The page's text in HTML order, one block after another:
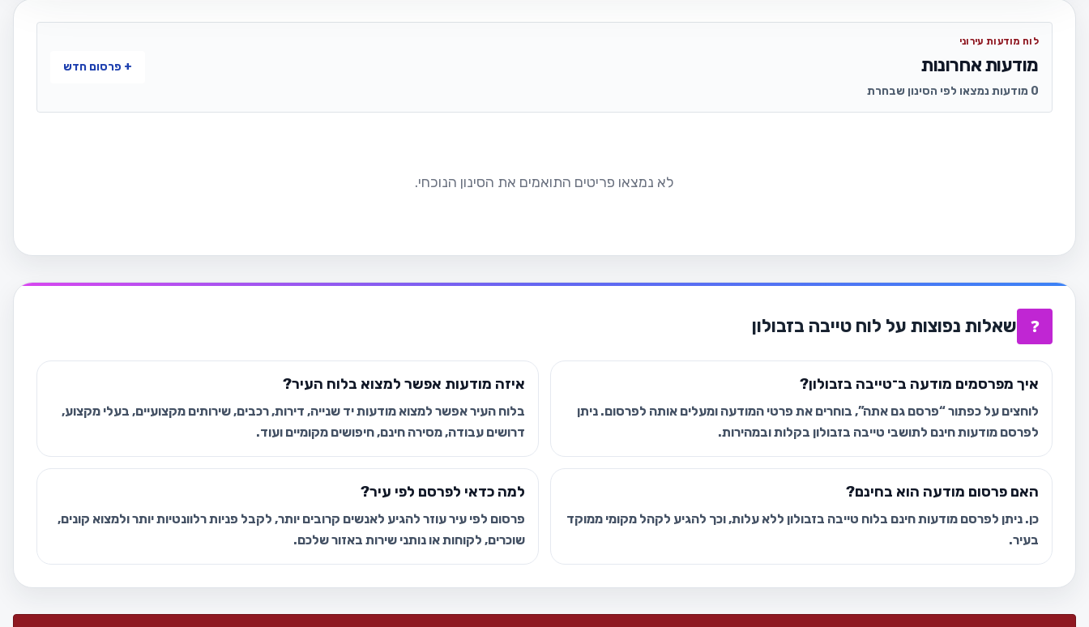
לוח מודעות עירוני
מודעות אחרונות
0 מודעות נמצאו לפי הסינון שבחרת
+ פרסום חדש
לא נמצאו פריטים התואמים את הסינון הנוכחי.
❓ שאלות נפוצות על לוח טייבה בזבולון
איך מפרסמים מודעה ב־טייבה בזבולון?
לוחצים על כפתור “פרסם גם אתה”, בוחרים את פרטי המודעה ומעלים אותה לפרסום. ניתן
לפרסם מודעות חינם לתושבי טייבה בזבולון בקלות ובמהירות.
איזה מודעות אפשר למצוא בלוח העיר?
בלוח העיר אפשר למצוא מודעות יד שנייה, דירות, רכבים, שירותים מקצועיים, בעלי מקצוע,
דרושים עבודה, מסירה חינם, חיפושים מקומיים ועוד.
האם פרסום מודעה הוא בחינם?
כן. ניתן לפרסם מודעות חינם בלוח טייבה בזבולון ללא עלות, וכך להגיע לקהל מקומי ממוקד
בעיר.
למה כדאי לפרסם לפי עיר?
פרסום לפי עיר עוזר להגיע לאנשים קרובים יותר, לקבל פניות רלוונטיות יותר ולמצוא קונים,
שוכרים, לקוחות או נותני שירות באזור שלכם.